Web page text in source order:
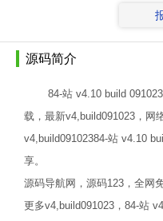
源码简介
84-站 v4.10 build
载，最新v4,build091023，网
v4,build09102384-站 v4.10
享。
源码导航网，源码123，全网
更多v4,build091023，84-站